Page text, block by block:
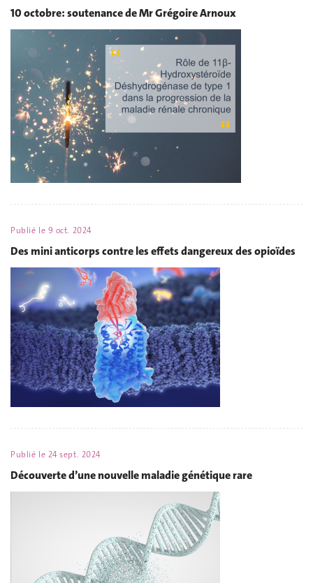
10 octobre: soutenance de Mr Grégoire Arnoux
Publié le 9 oct. 2024
Des mini anticorps contre les effets dangereux des opioïdes
Publié le 24 sept. 2024
Découverte d’une nouvelle maladie génétique rare